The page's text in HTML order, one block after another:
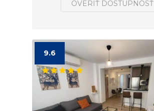
OVERIŤ DOSTUPNOSŤ
9.6